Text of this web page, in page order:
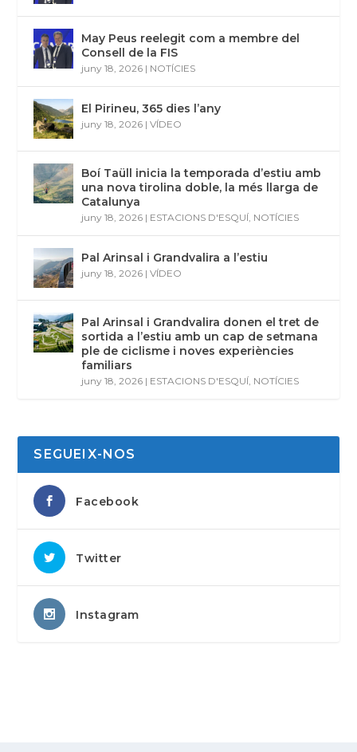
May Peus reelegit com a membre del
Consell de la FIS
juny 18, 2026 | NOTÍCIES
El Pirineu, 365 dies l’any
juny 18, 2026 |VÍDEO
Boí Taüll inicia la temporada d’estiu amb
una nova tirolina doble, la més llarga de
Catalunya
juny 18, 2026 | ESTACIONS D'ESQUÍ, NOTÍCIES
Pal Arinsal i Grandvalira a l’estiu
juny 18, 2026 |VÍDEO
Pal Arinsal i Grandvalira donen el tret de
sortida a l’estiu amb un cap de setmana
ple de ciclisme i noves experiències
familiars
juny 18, 2026 | ESTACIONS D'ESQUÍ, NOTÍCIES
SEGUEIX-NOS
Facebook
Twitter
Instagram